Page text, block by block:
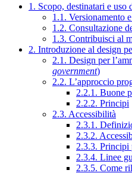
1. Scopo, destinatari e
1.1. Versionamento
1.2. Consultazione
1.3. Contribuisci al
2. Introduzione al design
2.1. Design per
government)
2.2. L’approccio
2.2.1. Buone
2.2.2. Principi
2.3. Accessibilità
2.3.1.
2.3.2.
2.3.3. Principi
2.3.4. Linee
2.3.5. Come